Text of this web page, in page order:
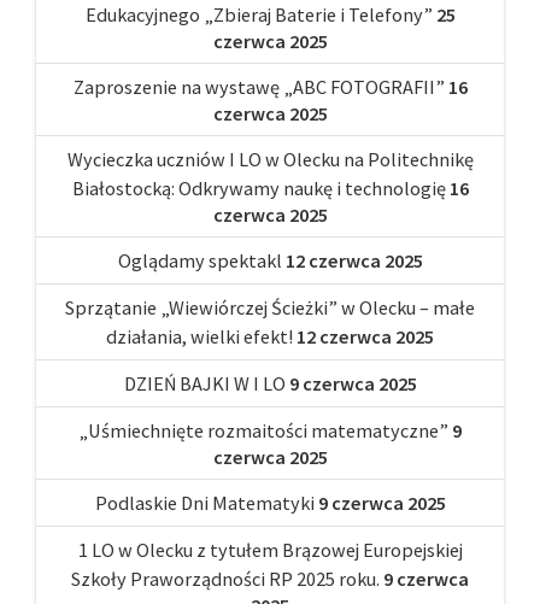
Edukacyjnego „Zbieraj Baterie i Telefony” 25
czerwca 2025
Zaproszenie na wystawę „ABC FOTOGRAFII” 16
czerwca 2025
Wycieczka uczniów I LO w Olecku na Politechnikę
Białostocką: Odkrywamy naukę i technologię 16
czerwca 2025
Oglądamy spektakl 12 czerwca 2025
Sprzątanie „Wiewiórczej Ścieżki” w Olecku – małe
działania, wielki efekt! 12 czerwca 2025
DZIEŃ BAJKI W I LO 9 czerwca 2025
„Uśmiechnięte rozmaitości matematyczne” 9
czerwca 2025
Podlaskie Dni Matematyki 9 czerwca 2025
1 LO w Olecku z tytułem Brązowej Europejskiej
Szkoły Praworządności RP 2025 roku. 9 czerwca